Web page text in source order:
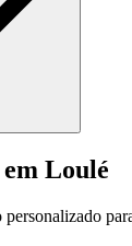
Loulé